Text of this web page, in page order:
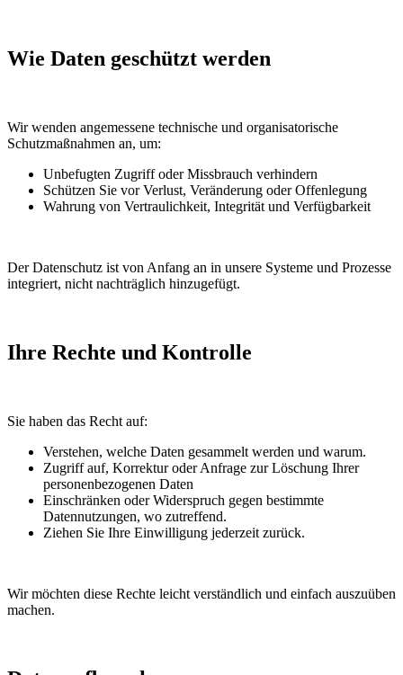
Wie Daten geschützt werden
Wir wenden angemessene technische und organisatorische
Schutzmaßnahmen an, um:
Unbefugten Zugriff oder Missbrauch verhindern
Schützen Sie vor Verlust, Veränderung oder Offenlegung
Wahrung von Vertraulichkeit, Integrität und Verfügbarkeit
Der Datenschutz ist von Anfang an in unsere Systeme und Prozesse
integriert, nicht nachträglich hinzugefügt.
Ihre Rechte und Kontrolle
Sie haben das Recht auf:
Verstehen, welche Daten gesammelt werden und warum.
Zugriff auf, Korrektur oder Anfrage zur Löschung Ihrer
personenbezogenen Daten
Einschränken oder Widerspruch gegen bestimmte
Datennutzungen, wo zutreffend.
Ziehen Sie Ihre Einwilligung jederzeit zurück.
Wir möchten diese Rechte leicht verständlich und einfach auszuüben
machen.